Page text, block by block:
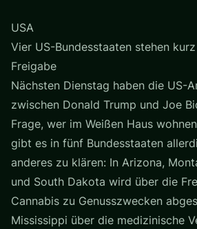
USA
Vier US-Bundesstaaten stehen
Freigabe
Nächsten Dienstag haben die US-
zwischen Donald Trump und Joe
Frage, wer im Weißen Haus
gibt es in fünf Bundesstaaten
anderes zu klären: In Arizona,
und South Dakota wird über die
Cannabis zu Genusszwecken
Mississippi über die medizinische